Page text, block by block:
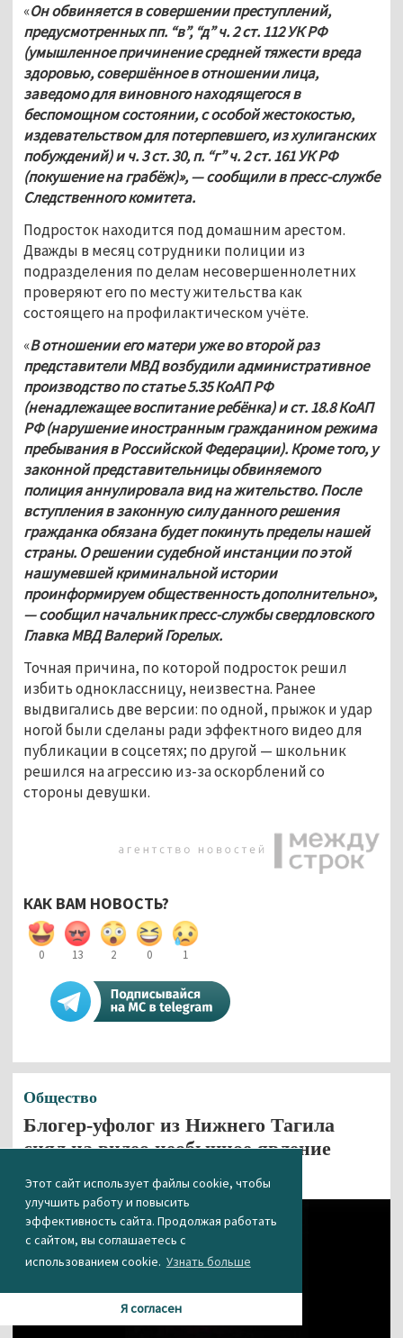
Этот сайт использует файлы cookie, чтобы
улучшить работу и повысить
эффективность сайта. Продолжая работать
с сайтом, вы соглашаетесь с
использованием cookie. Узнать больше
Я согласен
«Он обвиняется в совершении преступлений,
предусмотренных пп. “в”, “д” ч. 2 ст. 112 УК РФ
(умышленное причинение средней тяжести вреда
здоровью, совершённое в отношении лица,
заведомо для виновного находящегося в
беспомощном состоянии, с особой жестокостью,
издевательством для потерпевшего, из хулиганских
побуждений) и ч. 3 ст. 30, п. “г” ч. 2 ст. 161 УК РФ
(покушение на грабёж)», — сообщили в пресс-службе
Следственного комитета.
Подросток находится под домашним арестом.
Дважды в месяц сотрудники полиции из
подразделения по делам несовершеннолетних
проверяют его по месту жительства как
состоящего на профилактическом учёте.
«В отношении его матери уже во второй раз
представители МВД возбудили административное
производство по статье 5.35 КоАП РФ
(ненадлежащее воспитание ребёнка) и ст. 18.8 КоАП
РФ (нарушение иностранным гражданином режима
пребывания в Российской Федерации). Кроме того, у
законной представительницы обвиняемого
полиция аннулировала вид на жительство. После
вступления в законную силу данного решения
гражданка обязана будет покинуть пределы нашей
страны. О решении судебной инстанции по этой
нашумевшей криминальной истории
проинформируем общественность дополнительно»,
— сообщил начальник пресс-службы свердловского
Главка МВД Валерий Горелых.
Точная причина, по которой подросток решил
избить одноклассницу, неизвестна. Ранее
выдвигались две версии: по одной, прыжок и удар
ногой были сделаны ради эффектного видео для
публикации в соцсетях; по другой — школьник
решился на агрессию из-за оскорблений со
стороны девушки.
КАК ВАМ НОВОСТЬ?
0 13 2 0 1
Общество
Блогер-уфолог из Нижнего Тагила
снял на видео необычное явление
21.04.2025 11:25